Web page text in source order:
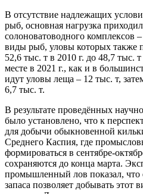
В отсутствие надлежащих
рыб, основная нагрузка
солоноватоводного комплексов
виды рыб, уловы которых также
52,6 тыс. т в 2010 г. до 48,7 тыс.
месте в 2021 г., как и в
идут уловы леща – 12 тыс. т,
6,7 тыс. т.
В результате проведённых
было установлено, что к
для добычи обыкновенной
Среднего Каспия, где
формироваться в сентябре-
сохраняются до конца марта.
промышленный лов показал, что
запаса позволяет добывать этот